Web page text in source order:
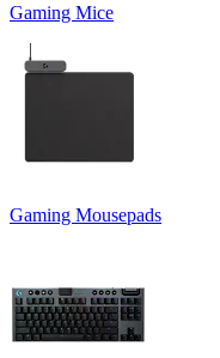
Gaming Mice
Gaming Mousepads